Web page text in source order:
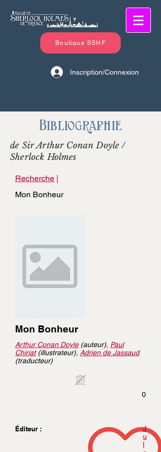
Boutique SSHF
Inscription/Connexion
Bibliographie
de Sir Arthur Conan Doyle /
Sherlock Holmes
Recherche |
Mon Bonheur
Mon Bonheur
Arthur Conan Doyle(auteur), Paul
Chiriat(illustrateur), Adrien de Jassaud
(traducteur)
0
Éditeur :
J
u
l